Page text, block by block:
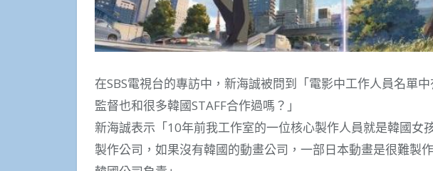
在SBS電視台的專訪中，新海誠被問到「電影中工作人員名單
監督也和很多韓國STAFF合作過嗎？」
新海誠表示「10年前我工作室的一位核心製作人員就是韓國女
製作公司，如果沒有韓國的動畫公司，一部日本動畫是很難製